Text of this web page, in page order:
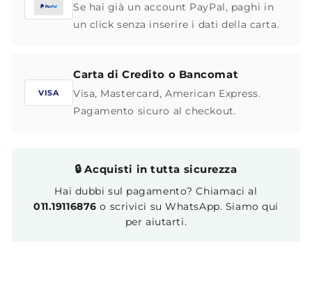
Se hai già un account PayPal, paghi in
un click senza inserire i dati della carta.
VISA
Carta di Credito o Bancomat
Visa, Mastercard, American Express.
Pagamento sicuro al checkout.
🔒 Acquisti in tutta sicurezza
Hai dubbi sul pagamento? Chiamaci al
011.19116876 o scrivici su WhatsApp. Siamo qui
per aiutarti.